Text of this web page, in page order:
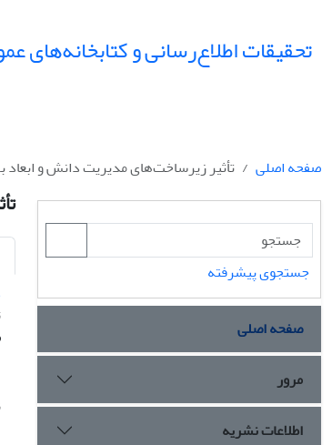
تحقیقات اطلاع‌رسانی و کتابخانه‌های
صفحه اصلی تأثیر زیرساخت‌های مدیریت دانش و
جستجوی پیشرفته
صفحه اصلی
مرور
اطلاعات نشریه